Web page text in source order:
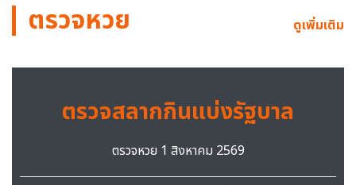
ตรวจหวย ดูเพิ่มเติม
ตรวจสลากกินแบ่งรัฐบาล
ตรวจหวย 1 สิงหาคม 2569